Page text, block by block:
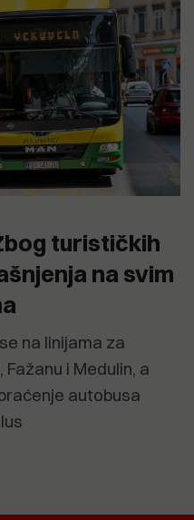
turističkih
na svim
na linijama za
i Medulin, a
autobusa